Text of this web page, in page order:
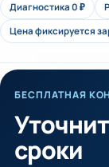
Диагностика 0 ₽
Цена фиксируется
БЕСПЛАТНАЯ
сроки